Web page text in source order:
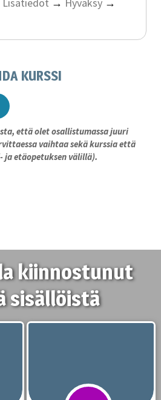
KURSSI
että olet osallistumassa juuri
vaihtaa sekä kurssia että
ja etäopetuksen välillä).
kiinnostunut
sisällöistä